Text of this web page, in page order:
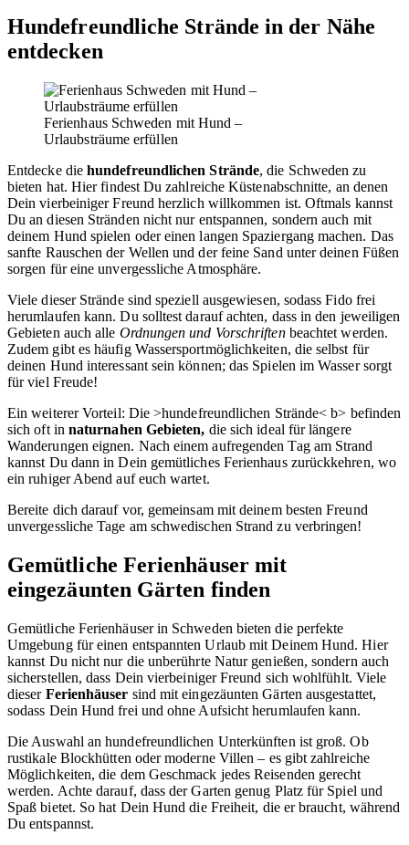
Hundefreundliche Strände in der Nähe
entdecken
Ferienhaus Schweden mit Hund –
Urlaubsträume erfüllen
Entdecke diehundefreundlichen Strände, die Schweden zu
bieten hat. Hier findest Du zahlreiche Küstenabschnitte, an denen
Dein vierbeiniger Freund herzlich willkommen ist. Oftmals kannst
Du an diesen Stränden nicht nur entspannen, sondern auch mit
deinem Hund spielen oder einen langen Spaziergang machen. Das
sanfte Rauschen der Wellen und der feine Sand unter deinen Füßen
sorgen für eine unvergessliche Atmosphäre.
Viele dieser Strände sind speziell ausgewiesen, sodass Fido frei
herumlaufen kann. Du solltest darauf achten, dass in den jeweiligen
Gebieten auch alle Ordnungen und Vorschriftenbeachtet werden.
Zudem gibt es häufig Wassersportmöglichkeiten, die selbst für
deinen Hund interessant sein können; das Spielen im Wasser sorgt
für viel Freude!
Ein weiterer Vorteil: Die >hundefreundlichen Strände< b> befinden
sich oft in naturnahen Gebieten, die sich ideal für längere
Wanderungen eignen. Nach einem aufregenden Tag am Strand
kannst Du dann in Dein gemütliches Ferienhaus zurückkehren, wo
ein ruhiger Abend auf euch wartet.
Bereite dich darauf vor, gemeinsam mit deinem besten Freund
unvergessliche Tage am schwedischen Strand zu verbringen!
Gemütliche Ferienhäuser mit
eingezäunten Gärten finden
Gemütliche Ferienhäuser in Schweden bieten die perfekte
Umgebung für einen entspannten Urlaub mit Deinem Hund. Hier
kannst Du nicht nur die unberührte Natur genießen, sondern auch
sicherstellen, dass Dein vierbeiniger Freund sich wohlfühlt. Viele
dieser Ferienhäuser sind mit eingezäunten Gärten ausgestattet,
sodass Dein Hund frei und ohne Aufsicht herumlaufen kann.
Die Auswahl an hundefreundlichen Unterkünften ist groß. Ob
rustikale Blockhütten oder moderne Villen – es gibt zahlreiche
Möglichkeiten, die dem Geschmack jedes Reisenden gerecht
werden. Achte darauf, dass der Garten genug Platz für Spiel und
Spaß bietet. So hat Dein Hund die Freiheit, die er braucht, während
Du entspannst.